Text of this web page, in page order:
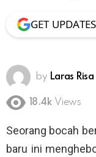
GET
by Laras Risa
18.4k Views
Seorang bocah
baru ini